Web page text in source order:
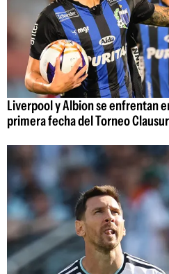
Liverpool y Albion se enfrentan
primera fecha del Torneo